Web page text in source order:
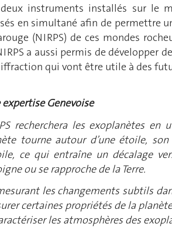
deux instruments installés sur le
en simultané afin de permettre
(NIRPS) de ces mondes
a aussi permis de développer
qui vont être utile à des
expertise Genevoise
recherchera les exoplanètes en
tourne autour d’une étoile,
ce qui entraîne un décalage
ou se rapproche de la Terre.
les changements subtils
certaines propriétés de la
les atmosphères des